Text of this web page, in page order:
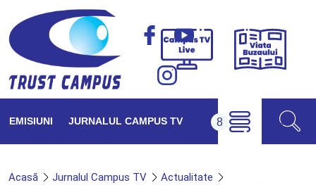
Campus
Viața
EMISIUNI JURNALUL CAMPUS TV
Acasă Jurnalul Campus TV Actualitate